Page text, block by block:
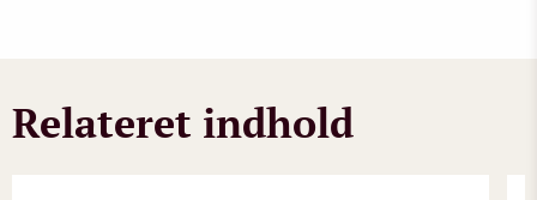
Relateret indhold